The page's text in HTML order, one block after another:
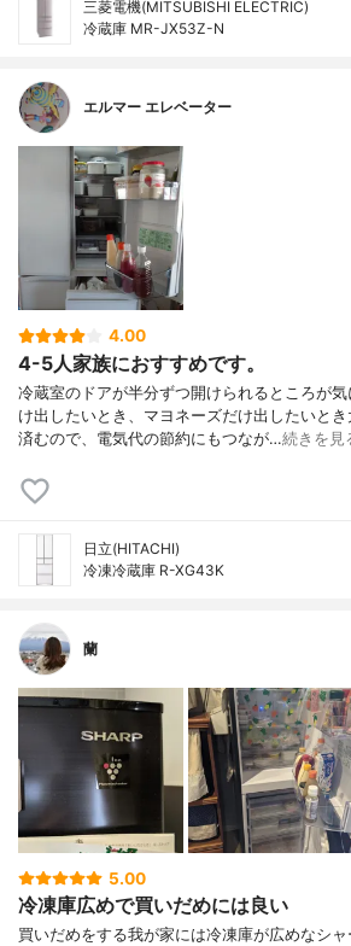
三菱電機(MITSUBISHI ELECTRIC)
冷蔵庫 MR-JX53Z-N
エルマー エレベーター
4.00
4-5人家族におすすめです。
冷蔵室のドアが半分ずつ開けられるところが
け出したいとき、マヨネーズだけ出したいと
済むので、電気代の節約にもつなが…続きを見
日立(HITACHI)
冷凍冷蔵庫 R-XG43K
蘭
5.00
冷凍庫広めで買いだめには良い
買いだめをする我が家には冷凍庫が広めなシ